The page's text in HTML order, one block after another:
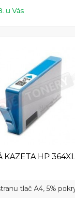
u Vás
KAZETA HP
tlač A4, 5%